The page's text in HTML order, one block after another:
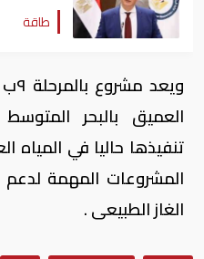
طاقة
العميق بالبحر
تنفيذها حاليا في المياه
المشروعات المهمة لدعم
الغاز الطبيعى .